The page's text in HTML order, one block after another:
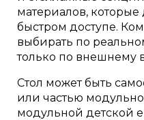
материалов, которые
быстром доступе.
выбирать по
только по внешнему
Стол может быть
или частью
модульной детской